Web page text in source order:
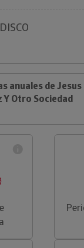
anuales de Jesus
Y Otro Sociedad